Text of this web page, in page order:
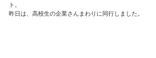
ト。
昨日は、高校生の企業さんまわりに同行しました。